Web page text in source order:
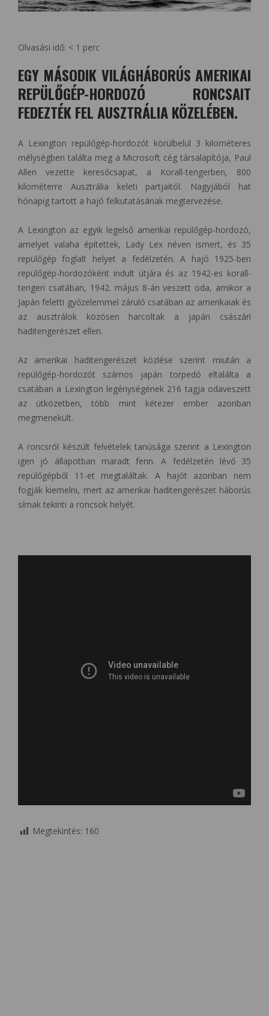
Olvasási idő: < 1 perc
EGY MÁSODIK VILÁGHÁBORÚS AMERIKAI
REPÜLŐGÉP-HORDOZÓ RONCSAIT
FEDEZTÉK FEL AUSZTRÁLIA KÖZELÉBEN.
A Lexington repülőgép-hordozót körülbelül 3 kilométeres
mélységben találta meg a Microsoft cég társalapítója, Paul
Allen vezette keresőcsapat, a Korall-tengerben, 800
kilométerre Ausztrália keleti partjaitól. Nagyjából hat
hónapig tartott a hajó felkutatásának megtervezése.
A Lexington az egyik legelső amerikai repülőgép-hordozó,
amelyet valaha építettek, Lady Lex néven ismert, és 35
repülőgép foglalt helyet a fedélzetén. A hajó 1925-ben
repülőgép-hordozóként indult útjára és az 1942-es korall-
tengeri csatában, 1942. május 8-án veszett oda, amikor a
Japán feletti győzelemmel záruló csatában az amerikaiak és
az ausztrálok közösen harcoltak a japán császári
haditengerészet ellen.
Az amerikai haditengerészet közlése szerint miután a
repülőgép-hordozót számos japán torpedó eltalálta a
csatában a Lexington legénységének 216 tagja odaveszett
az ütközetben, több mint kétezer ember azonban
megmenekült.
A roncsról készült felvételek tanúsága szerint a Lexington
igen jó állapotban maradt fenn. A fedélzetén lévő 35
repülőgépből 11-et megtaláltak. A hajót azonban nem
fogják kiemelni, mert az amerikai haditengerészet háborús
sírnak tekinti a roncsok helyét.
Megtekintés: 160